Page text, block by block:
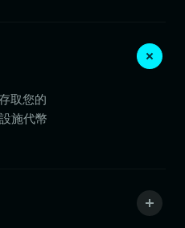
取您的
施代幣